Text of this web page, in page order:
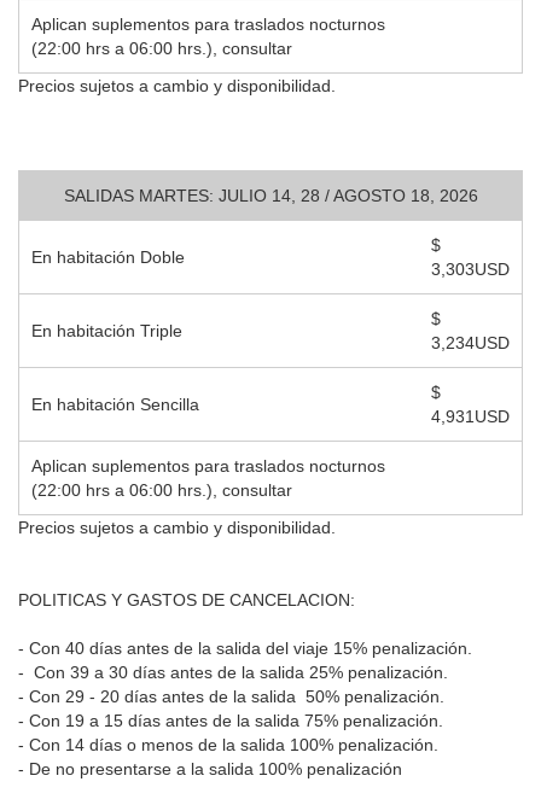
Aplican suplementos para traslados nocturnos
(22:00 hrs a 06:00 hrs.), consultar
Precios sujetos a cambio y disponibilidad.
SALIDAS MARTES: JULIO 14, 28 / AGOSTO 18, 2026
En habitación Doble
$
3,303USD
En habitación Triple
$
3,234USD
En habitación Sencilla
$
4,931USD
Aplican suplementos para traslados nocturnos
(22:00 hrs a 06:00 hrs.), consultar
Precios sujetos a cambio y disponibilidad.
POLITICAS Y GASTOS DE CANCELACION:
- Con 40 días antes de la salida del viaje 15% penalización.
- Con 39 a 30 días antes de la salida 25% penalización.
- Con 29 - 20 días antes de la salida 50% penalización.
- Con 19 a 15 días antes de la salida 75% penalización.
- Con 14 días o menos de la salida 100% penalización.
- De no presentarse a la salida 100% penalización